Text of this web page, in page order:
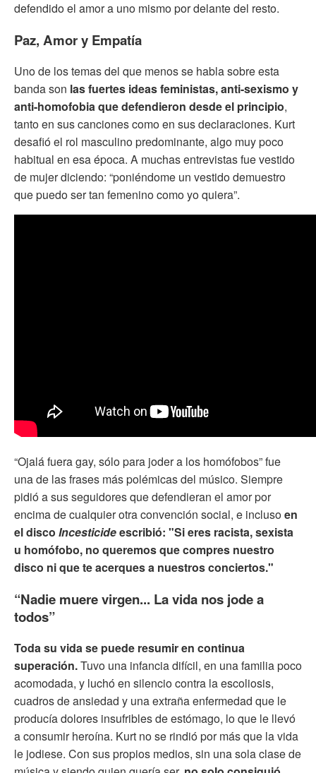
defendido el amor a uno mismo por delante del resto.
Paz, Amor y Empatía
Uno de los temas del que menos se habla sobre esta
banda son las fuertes ideas feministas, anti-sexismo y
anti-homofobia que defendieron desde el principio,
tanto en sus canciones como en sus declaraciones. Kurt
desafió el rol masculino predominante, algo muy poco
habitual en esa época. A muchas entrevistas fue vestido
de mujer diciendo: “poniéndome un vestido demuestro
que puedo ser tan femenino como yo quiera”.
“Ojalá fuera gay, sólo para joder a los homófobos” fue
una de las frases más polémicas del músico. Siempre
pidió a sus seguidores que defendieran el amor por
encima de cualquier otra convención social, e inclusoen
el disco Incesticideescribió: "Si eres racista, sexista
u homófobo, no queremos que compres nuestro
disco ni que te acerques a nuestros conciertos."
“Nadie muere virgen... La vida nos jode a
todos”
Toda su vida se puede resumir en continua
superación.Tuvo una infancia difícil, en una familia poco
acomodada, y luchó en silencio contra la escoliosis,
cuadros de ansiedad y una extraña enfermedad que le
producía dolores insufribles de estómago, lo que le llevó
a consumir heroína. Kurt no se rindió por más que la vida
le jodiese. Con sus propios medios, sin una sola clase de